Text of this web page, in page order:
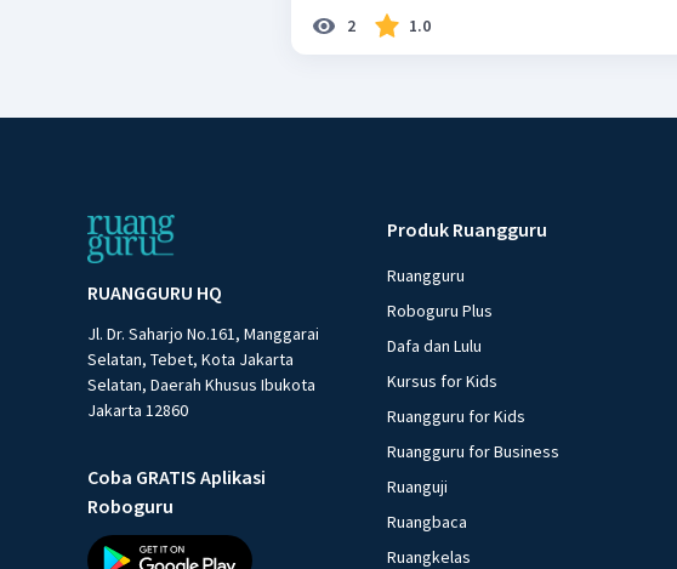
2 1.0
RUANGGURU HQ
Jl. Dr. Saharjo No.161, Manggarai
Selatan, Tebet, Kota Jakarta
Selatan, Daerah Khusus Ibukota
Jakarta 12860
Coba GRATIS Aplikasi
Roboguru
Produk Ruangguru
Ruangguru
Roboguru Plus
Dafa dan Lulu
Kursus for Kids
Ruangguru for Kids
Ruangguru for Business
Ruanguji
Ruangbaca
Ruangkelas